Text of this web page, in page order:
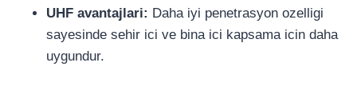
UHF avantajlari: Daha iyi penetrasyon ozelligi
sayesinde sehir ici ve bina ici kapsama icin daha
uygundur.